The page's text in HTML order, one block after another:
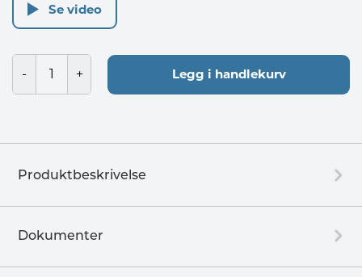
Se video
Legg i handlekurv
Produktbeskrivelse
Dokumenter